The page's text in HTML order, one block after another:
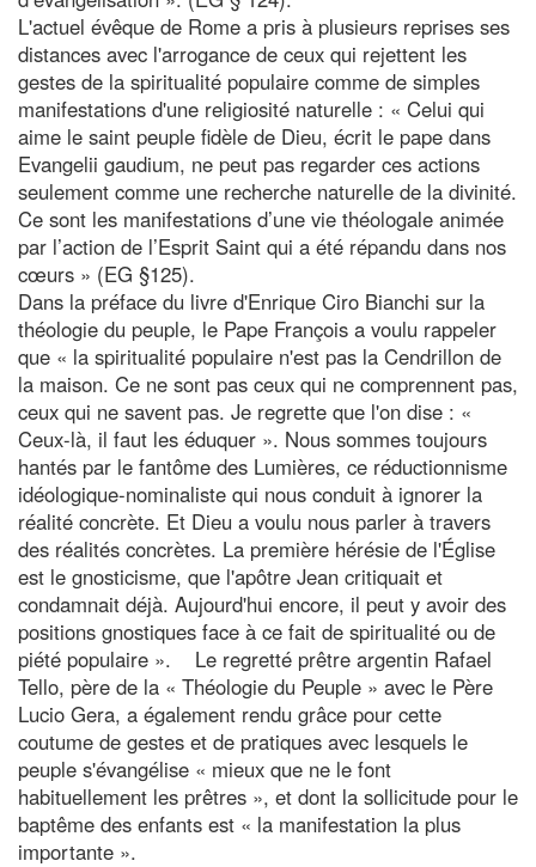
L'actuel évêque de Rome a pris à plusieurs reprises ses
distances avec l'arrogance de ceux qui rejettent les
gestes de la spiritualité populaire comme de simples
manifestations d'une religiosité naturelle : « Celui qui
aime le saint peuple fidèle de Dieu, écrit le pape dans
Evangelii gaudium, ne peut pas regarder ces actions
seulement comme une recherche naturelle de la divinité.
Ce sont les manifestations d’une vie théologale animée
par l’action de l’Esprit Saint qui a été répandu dans nos
cœurs » (EG §125).
Dans la préface du livre d'Enrique Ciro Bianchi sur la
théologie du peuple, le Pape François a voulu rappeler
que « la spiritualité populaire n'est pas la Cendrillon de
la maison. Ce ne sont pas ceux qui ne comprennent pas,
ceux qui ne savent pas. Je regrette que l'on dise : «
Ceux-là, il faut les éduquer ». Nous sommes toujours
hantés par le fantôme des Lumières, ce réductionnisme
idéologique-nominaliste qui nous conduit à ignorer la
réalité concrète. Et Dieu a voulu nous parler à travers
des réalités concrètes. La première hérésie de l'Église
est le gnosticisme, que l'apôtre Jean critiquait et
condamnait déjà. Aujourd'hui encore, il peut y avoir des
positions gnostiques face à ce fait de spiritualité ou de
piété populaire ». Le regretté prêtre argentin Rafael
Tello, père de la « Théologie du Peuple » avec le Père
Lucio Gera, a également rendu grâce pour cette
coutume de gestes et de pratiques avec lesquels le
peuple s'évangélise « mieux que ne le font
habituellement les prêtres », et dont la sollicitude pour le
baptême des enfants est « la manifestation la plus
importante ».